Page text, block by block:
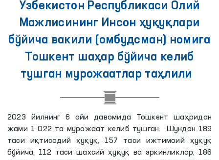
Ўзбекистон Республикаси Олий
Мажлисининг Инсон ҳуқуқлари
бўйича вакили (омбудсман) номига
Тошкент шаҳар бўйича келиб
тушган мурожаатлар таҳлили
2023 йилнинг 6 ойи давомида Тошкент шаҳридан
жами 1 022 та мурожаат келиб тушган. Шундан 189
таси иқтисодий ҳуқуқ, 157 таси ижтимоий ҳуқуқ
бўйича, 112 таси шахсий ҳуқуқ ва эркинликлар, 186